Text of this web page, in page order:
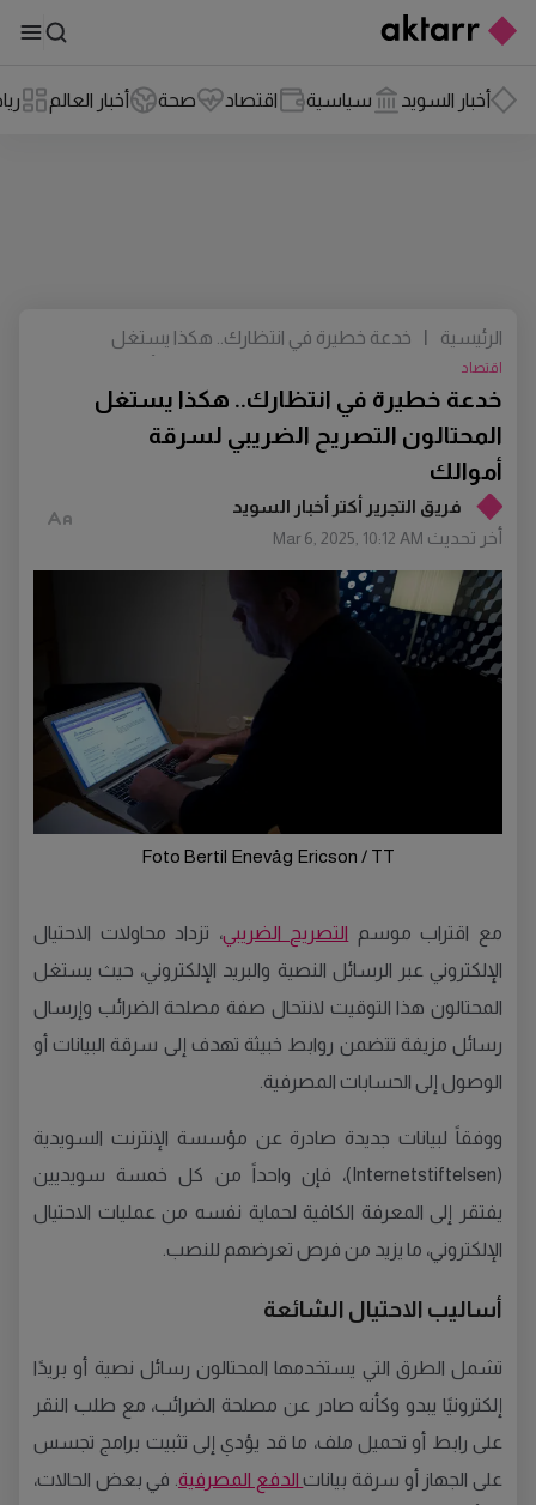
أخبار السويد سياسية اقتصاد صحة أخبار العالم
فريق التجرير أكتر أخبار السويد
أخر تحديث Mar 6, 2025, 10:12 AM
خدعة خطيرة في انتظارك.. هكذا يستغل
المحتالون التصريح الضريبي لسرقة
أموالك
اقتصاد
الرئيسية
خدعة خطيرة في انتظارك.. هكذا يستغل
Foto Bertil Enevåg Ericson / TT
مع اقتراب موسم التصريح الضريبي، تزداد محاولات الاحتيال
الإلكتروني عبر الرسائل النصية والبريد الإلكتروني، حيث يستغل
المحتالون هذا التوقيت لانتحال صفة مصلحة الضرائب وإرسال
رسائل مزيفة تتضمن روابط خبيثة تهدف إلى سرقة البيانات أو
الوصول إلى الحسابات المصرفية.
ووفقاً لبيانات جديدة صادرة عن مؤسسة الإنترنت السويدية
(Internetstiftelsen)، فإن واحداً من كل خمسة سويديين
يفتقر إلى المعرفة الكافية لحماية نفسه من عمليات الاحتيال
الإلكتروني، ما يزيد من فرص تعرضهم للنصب.
أساليب الاحتيال الشائعة
تشمل الطرق التي يستخدمها المحتالون رسائل نصية أو بريدًا
إلكترونيًا يبدو وكأنه صادر عن مصلحة الضرائب، مع طلب النقر
على رابط أو تحميل ملف، ما قد يؤدي إلى تثبيت برامج تجسس
على الجهاز أو سرقة بياناتالدفع المصرفية. في بعض الحالات،